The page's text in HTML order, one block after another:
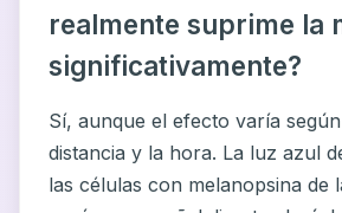
realmente suprime la
significativamente?
Sí, aunque el efecto varía
distancia y la hora. La luz azul
las células con melanopsina de